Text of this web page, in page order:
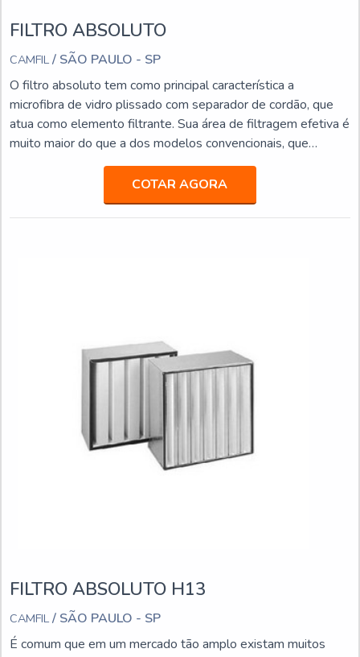
FILTRO ABSOLUTO
CAMFIL / SÃO PAULO - SP
O filtro absoluto tem como principal característica a
microfibra de vidro plissado com separador de cordão, que
atua como elemento filtrante. Sua área de filtragem efetiva é
muito maior do que a dos modelos convencionais, que
possuem como elemento filtrante a microfibra de vidro com
separadores de alumínio. DETALHES FUNDAMENTAIS
SOBRE O PRODUTOJá os filtros absolutos possuem
pequenas profundidades, reduzindo bastante a altura das
COTAR AGORA
FILTRO ABSOLUTO H13
CAMFIL / SÃO PAULO - SP
É comum que em um mercado tão amplo existam muitos